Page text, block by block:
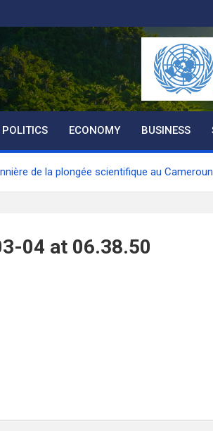
POLITICS ECONOMY BUSINESS
de la plongée scientifique au Cameroun
04 at 06.38.50